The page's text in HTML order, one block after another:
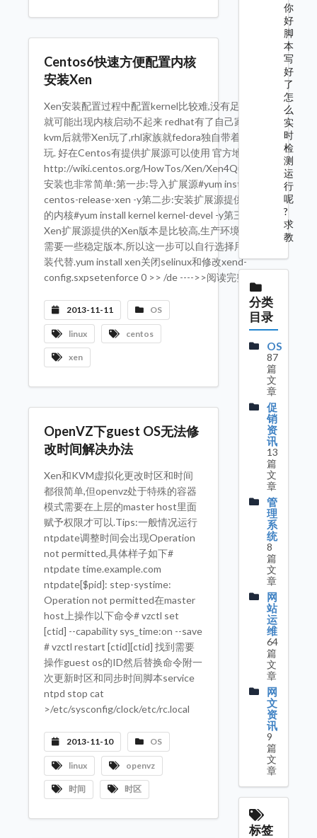
Centos6快速方便配置内核
安装Xen
Xen安装配置过程中配置kernel比较难,没有足够经验
就可能出现内核启动不起来 redhat有了自己家的孩子
kvm后就带Xen玩了,rhl家族就fedora独自带着Xen在
玩. 好在Centos有提供扩展源可以使用 官方地址
http://wiki.centos.org/HowTos/Xen/Xen4QuickStart
安装也非常简单:第一步:导入扩展源#yum install
centos-release-xen -y第二步:安装扩展源提供带Xen
的内核#yum install kernel kernel-devel -y第三步:安装
Xen扩展源提供的Xen版本是比较高,生产环境有时候
需要一些稳定版本,所以这一步可以自行选择用编译安
装代替.yum install xen关闭selinux和修改xend-
config.sxpsetenforce 0 >> /de ---->>阅读完整内容
2013-11-11 OS
linux centos
xen
OpenVZ下guest OS无法修
改时间解决办法
Xen和KVM虚拟化更改时区和时间
都很简单,但openvz处于特殊的容器
模式需要在上层的master host里面
赋予权限才可以.Tips:一般情况运行
ntpdate调整时间会出现Operation
not permitted,具体样子如下#
ntpdate time.example.com
ntpdate[$pid]: step-systime:
Operation not permitted在master
host上操作以下命令# vzctl set
[ctid] --capability sys_time:on --save
# vzctl restart [ctid][ctid] 找到需要
操作guest os的ID然后替换命令附一
次更新时区和同步时间脚本service
ntpd stop cat
>/etc/sysconfig/clock/etc/rc.local
2013-11-10 OS
linux openvz
时间 时区
你
好
脚
本
写
好
了
怎
么
实
时
检
测
运
行
呢
?
求
教
分类
目录
OS
87
篇
文
章
促
销
资
讯
13
篇
文
章
管
理
系
统
8
篇
文
章
网
站
运
维
64
篇
文
章
网
文
资
讯
9
篇
文
章
标签